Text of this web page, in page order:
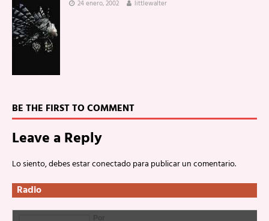
24 enero, 2002 littlewalter
BE THE FIRST TO COMMENT
Leave a Reply
Lo siento, debes estarconectadopara publicar un comentario.
Radio